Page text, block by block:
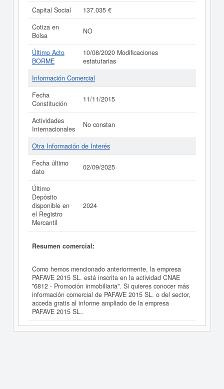
Capital Social
137.035 €
Cotiza en
Bolsa
NO
Último Acto
BORME
10/08/2020 Modificaciones
estatutarias
Información Comercial
Fecha
Constitución
11/11/2015
Actividades
Internacionales
No constan
Otra Información de Interés
Fecha último
dato
02/09/2025
Último
Depósito
disponible en
el Registro
Mercantil
2024
Resumen comercial:
Como hemos mencionado anteriormente, la empresa
PAFAVE 2015 SL. está inscrita en la actividad CNAE
"6812 - Promoción inmobiliaria". Si quieres conocer más
información comercial de PAFAVE 2015 SL. o del sector,
acceda gratis al informe ampliado de la empresa
PAFAVE 2015 SL..